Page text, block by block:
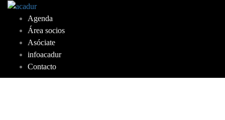
Saltar
contenido
Agenda
Área socios
Asóciate
infoacadur
Contacto